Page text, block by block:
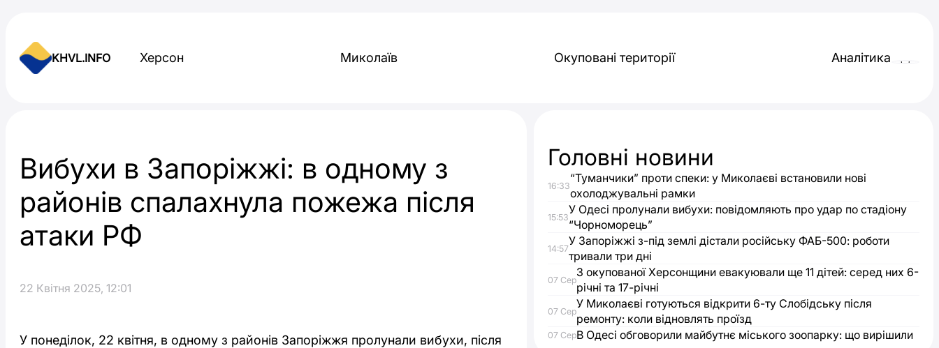
KHVL.INFO Херсон Миколаїв Окуповані території Аналітика
Вибухи в Запоріжжі: в одному з
районів спалахнула пожежа після
атаки РФ
22 Квітня 2025, 12:01
У понеділок, 22 квітня, в одному з районів Запоріжжя пролунали вибухи, після
Головні новини
16:33
“Туманчики” проти спеки: у Миколаєві встановили нові
охолоджувальні рамки
15:53
У Одесі пролунали вибухи: повідомляють про удар по стадіону
“Чорноморець”
14:57
У Запоріжжі з-під землі дістали російську ФАБ-500: роботи
тривали три дні
07 Сер
З окупованої Херсонщини евакуювали ще 11 дітей: серед них 6-
річні та 17-річні
07 Сер
У Миколаєві готуються відкрити 6-ту Слобідську після
ремонту: коли відновлять проїзд
07 СерВ Одесі обговорили майбутнє міського зоопарку: що вирішили